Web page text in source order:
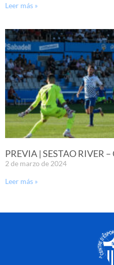
Leer más »
PREVIA | SESTAO RIVER
2 de marzo de 2024
Leer más »